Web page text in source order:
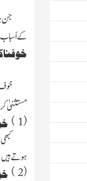
جن
کے اَسباب
مستثنیٰ
(
1
)
ہوتے
(
2
)